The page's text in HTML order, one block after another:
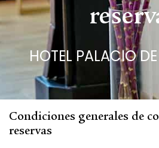
HOTEL PALACIO
Condiciones generales de
reservas